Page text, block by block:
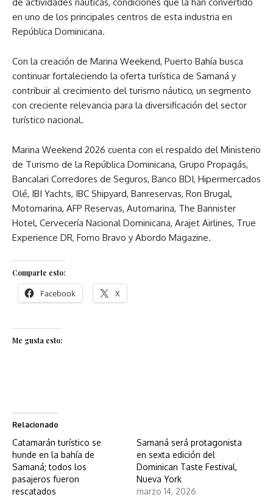
en uno de los principales centros de esta industria en
República Dominicana.
Con la creación de Marina Weekend, Puerto Bahía busca
continuar fortaleciendo la oferta turística de Samaná y
contribuir al crecimiento del turismo náutico, un segmento
con creciente relevancia para la diversificación del sector
turístico nacional.
Marina Weekend 2026 cuenta con el respaldo del Ministerio
de Turismo de la República Dominicana, Grupo Propagás,
Bancalari Corredores de Seguros, Banco BDI, Hipermercados
Olé, IBI Yachts, IBC Shipyard, Banreservas, Ron Brugal,
Motomarina, AFP Reservas, Automarina, The Bannister
Hotel, Cervecería Nacional Dominicana, Arajet Airlines, True
Experience DR, Forno Bravo y Abordo Magazine.
Comparte esto:
Facebook X
Me gusta esto:
Relacionado
Catamarán turístico se
hunde en la bahía de
Samaná; todos los
pasajeros fueron
rescatados
Samaná será protagonista
en sexta edición del
Dominican Taste Festival,
Nueva York
marzo 14, 2026